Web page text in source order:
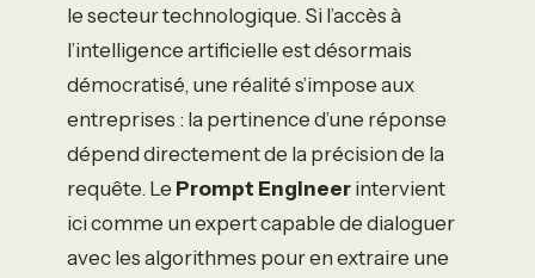
le secteur technologique. Si l’accès à
l’intelligence artificielle est désormais
démocratisé, une réalité s’impose aux
entreprises : la pertinence d’une réponse
dépend directement de la précision de la
requête. Le Prompt Engineer intervient
ici comme un expert capable de dialoguer
avec les algorithmes pour en extraire une